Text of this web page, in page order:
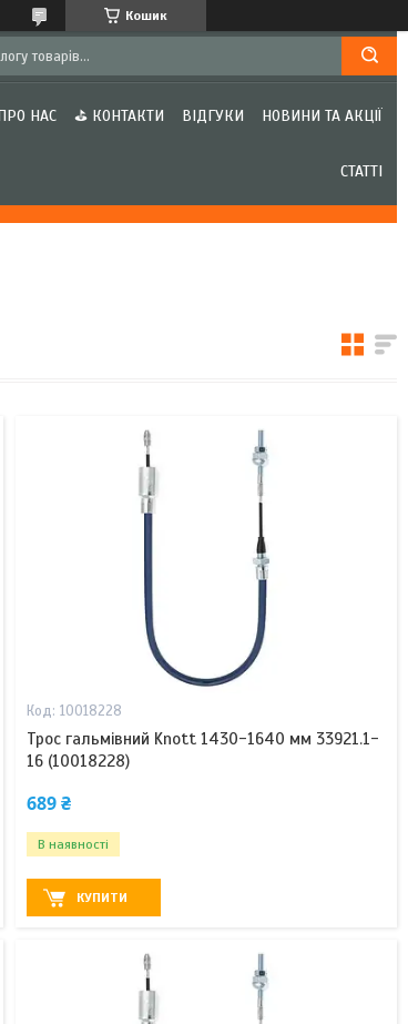
Кошик
НАС ⛳ КОНТАКТИ ВІДГУКИ НОВИНИ ТА АКЦІЇ
СТАТТІ
10018228
Трос гальмівний Knott 1430-1640 мм 33921.1-
16 (10018228)
689 ₴
В наявності
КУПИТИ